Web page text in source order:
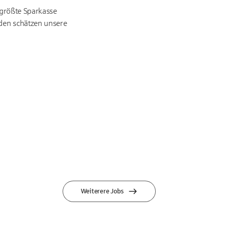
Sparkasse
schätzen unsere
Weiterere Jobs